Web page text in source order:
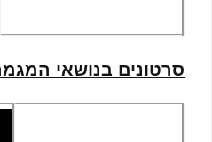
סרטונים בנושאי